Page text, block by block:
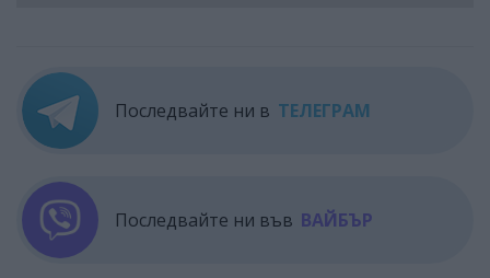
Последвайте ни в ТЕЛЕГРАМ
Последвайте ни във ВАЙБЪР